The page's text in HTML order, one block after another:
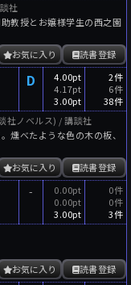
社
教授とお嬢様学生の西之園
読書登録
お気に入り
D
4.00pt
4.17pt
3.00pt
2件
6件
38件
社ノベルス) / 講談社
燻べたような色の木の板、
読書登録
お気に入り
-
0.00pt
0.00pt
3.00pt
0件
0件
3件
読書登録
お気に入り